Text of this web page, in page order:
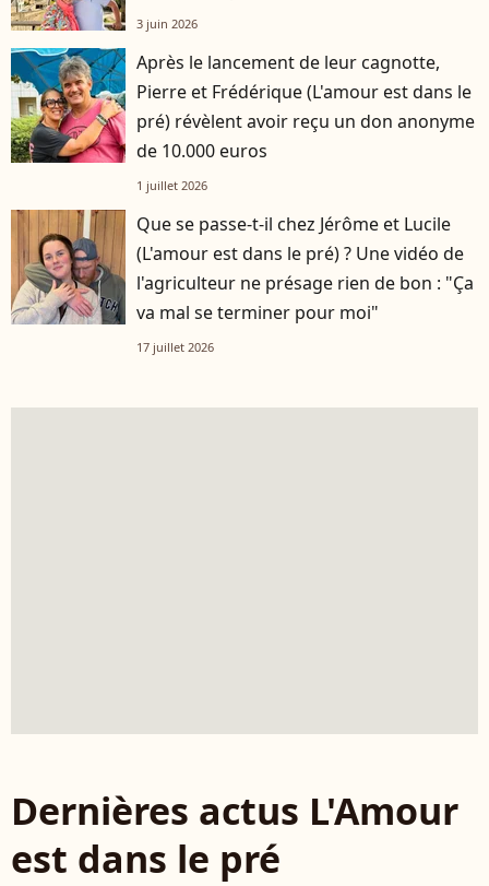
3 juin 2026
Après le lancement de leur cagnotte,
Pierre et Frédérique (L'amour est dans le
pré) révèlent avoir reçu un don anonyme
de 10.000 euros
1 juillet 2026
Que se passe-t-il chez Jérôme et Lucile
(L'amour est dans le pré) ? Une vidéo de
l'agriculteur ne présage rien de bon : "Ça
va mal se terminer pour moi"
17 juillet 2026
Dernières actus L'Amour
est dans le pré